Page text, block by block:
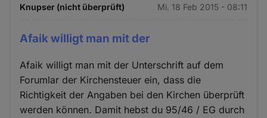
Knupser (nicht überprüft) Mi. 18 Feb 2015 - 08:11
Afaik willigt man mit der
Afaik willigt man mit der Unterschrift auf dem
Forumlar der Kirchensteuer ein, dass die
Richtigkeit der Angaben bei den Kirchen überprüft
werden können. Damit hebst du 95/46 / EG durch